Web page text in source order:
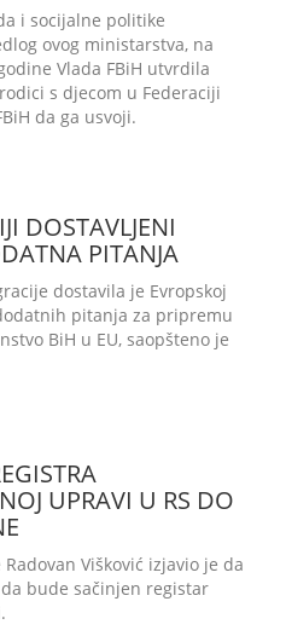
i socijalne politike
ovog ministarstva, na
Vlada FBiH utvrdila
s djecom u Federaciji
da ga usvoji.
DOSTAVLJENI
PITANJA
dostavila je Evropskoj
pitanja za pripremu
BiH u EU, saopšteno je
UPRAVI U RS DO
Višković izjavio je da
bude sačinjen registar